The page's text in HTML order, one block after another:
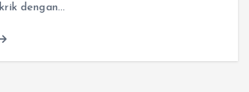
dengan…